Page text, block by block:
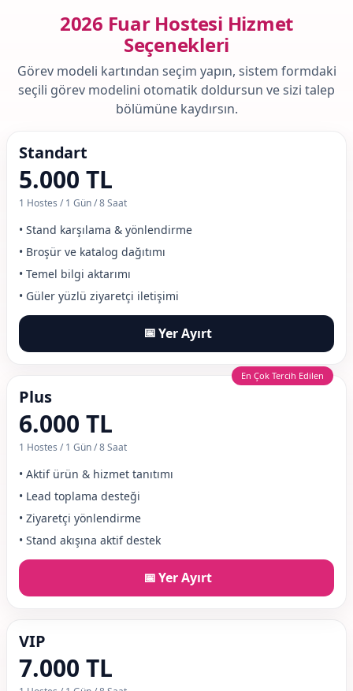
2026 Fuar Hostesi Hizmet
Seçenekleri
Görev modeli kartından seçim yapın, sistem formdaki
seçili görev modelini otomatik doldursun ve sizi talep
bölümüne kaydırsın.
Standart
5.000 TL
1 Hostes / 1 Gün / 8 Saat
• Stand karşılama & yönlendirme
• Broşür ve katalog dağıtımı
• Temel bilgi aktarımı
• Güler yüzlü ziyaretçi iletişimi
📅Yer Ayırt
En Çok Tercih Edilen
Plus
6.000 TL
1 Hostes / 1 Gün / 8 Saat
• Aktif ürün & hizmet tanıtımı
• Lead toplama desteği
• Ziyaretçi yönlendirme
• Stand akışına aktif destek
📅Yer Ayırt
VIP
7.000 TL